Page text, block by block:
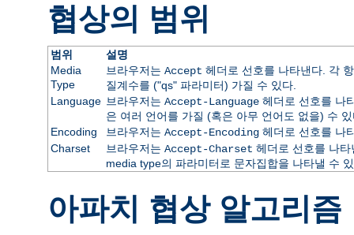
협상의 범위
범위
설명
Media
Type
브라우저는 Accept 헤더로 선호를 나타낸다. 각
질계수를 ("qs" 파라미터) 가질 수 있다.
Language 브라우저는 Accept-Language헤더로 선호를 나
은 여러 언어를 가질 (혹은 아무 언어도 없을) 수
Encoding
브라우저는 Accept-Encoding헤더로 선호를 나
Charset
브라우저는 Accept-Charset 헤더로 선호를 나
media type의 파라미터로 문자집합을 나타낼 수
아파치 협상 알고리즘